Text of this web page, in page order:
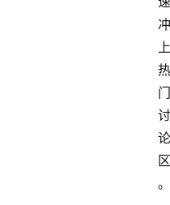
冲
上
热
门
讨
论
区
。